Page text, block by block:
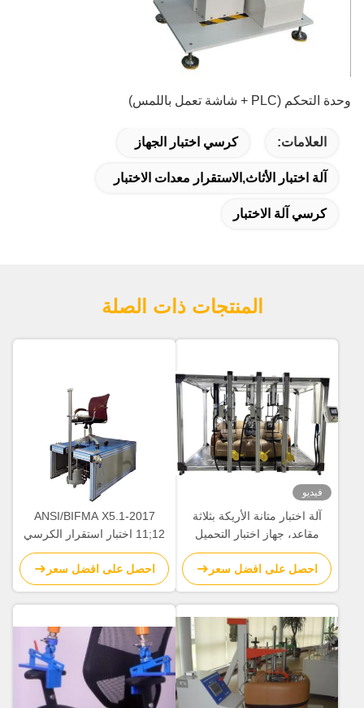
وحدة التحكم (PLC + شاشة تعمل باللمس)
العلامات: كرسي اختبار الجهاز
آلة اختبار الأثاث,الاستقرار معدات الاختبار
كرسي آلة الاختبار
المنتجات ذات الصلة
فيديو
آلة اختبار متانة الأريكة بثلاثة
مقاعد، جهاز اختبار التحميل
الثابت، آلة اختبار عالمية EN
1728 EN12520
احصل على افضل سعر
ANSI/BIFMA X5.1-2017
11;12 اختبار استقرار الكرسي
اختبار الاستقرار الأمامي
احصل على افضل سعر